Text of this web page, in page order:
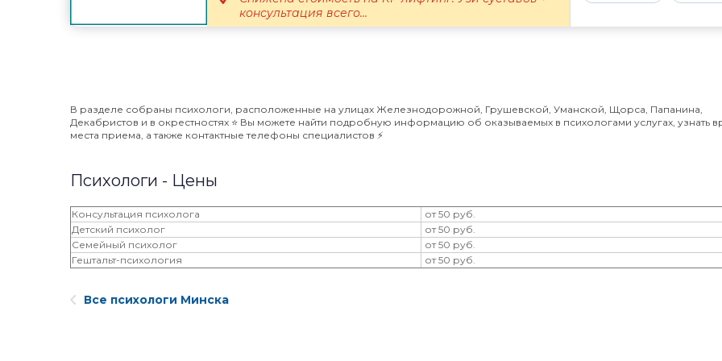
консультация всего...
В разделе собраны психологи, расположенные на улицах Железнодорожной, Грушевской, Уманской, Щорса, Папанина,
Декабристов и в окрестностях ⭐️ Вы можете найти подробную информацию об оказываемых в психологами услугах, узнать
места приема, а также контактные телефоны специалистов ⚡️
Психологи - Цены
Консультация психолога
от 50 руб.
Детский психолог
от 50 руб.
Семейный психолог
от 50 руб.
Гештальт-психология
от 50 руб.
Все психологи Минска